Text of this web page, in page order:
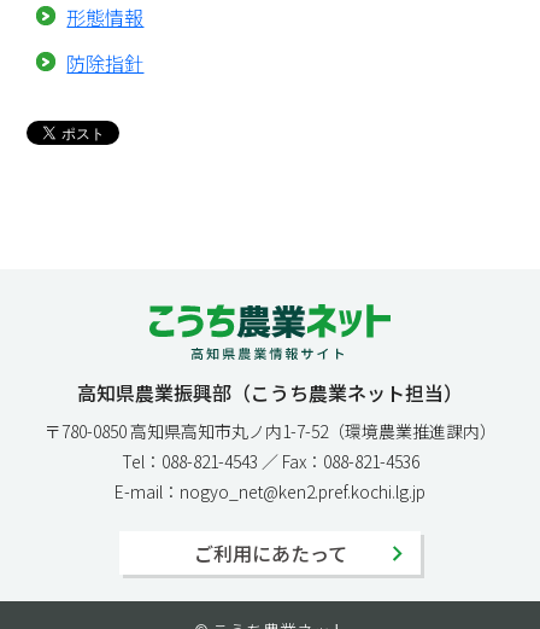
形態情報
防除指針
高知県農業振興部（こうち農業ネット担当）
〒780-0850 高知県高知市丸ノ内1-7-52（環境農業推進課内）
Tel：088-821-4543 ／ Fax：088-821-4536
E-mail：nogyo_net@ken2.pref.kochi.lg.jp
ご利用にあたって